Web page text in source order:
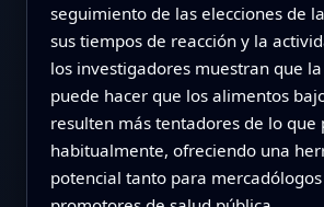
seguimiento de las elecciones de
sus tiempos de reacción y la
los investigadores muestran que
puede hacer que los alimentos
resulten más tentadores de lo que
habitualmente, ofreciendo una
potencial tanto para